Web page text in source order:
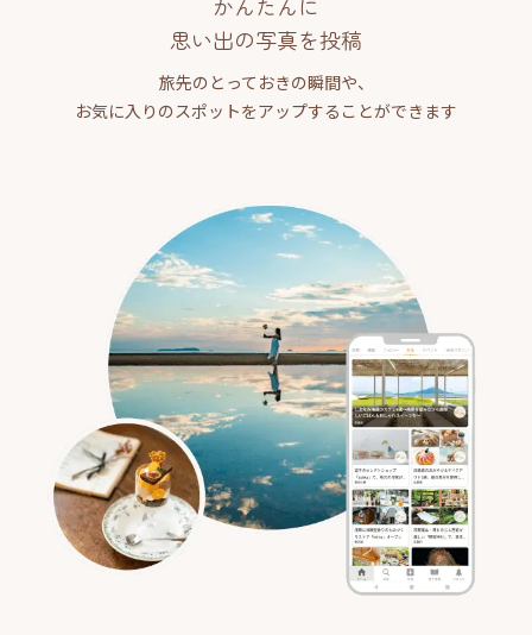
かんたんに
思い出の写真を投稿
旅先のとっておきの瞬間や、
お気に入りのスポットをアップすることができます